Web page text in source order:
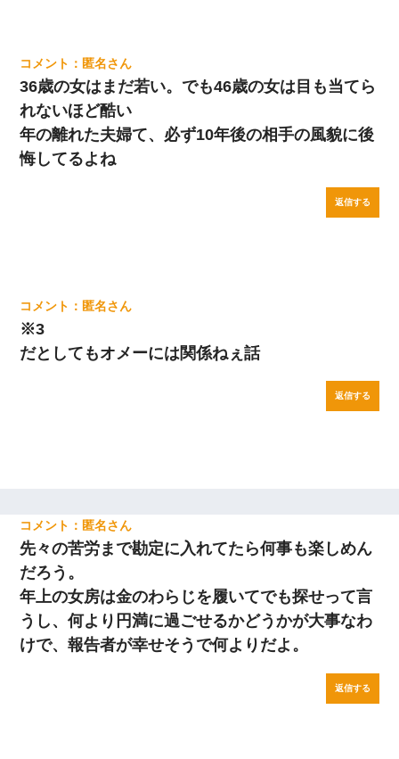
匿名
36歳の女はまだ若い。でも46歳の女は目も当てら
れないほど酷い
年の離れた夫婦て、必ず10年後の相手の風貌に後
悔してるよね
返信する
匿名
※3
だとしてもオメーには関係ねぇ話
返信する
匿名
先々の苦労まで勘定に入れてたら何事も楽しめん
だろう。
年上の女房は金のわらじを履いてでも探せって言
うし、何より円満に過ごせるかどうかが大事なわ
けで、報告者が幸せそうで何よりだよ。
返信する